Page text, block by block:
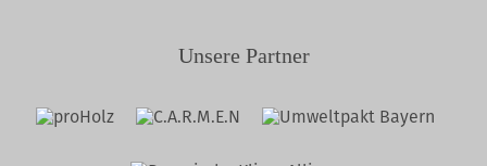
Unsere Partner